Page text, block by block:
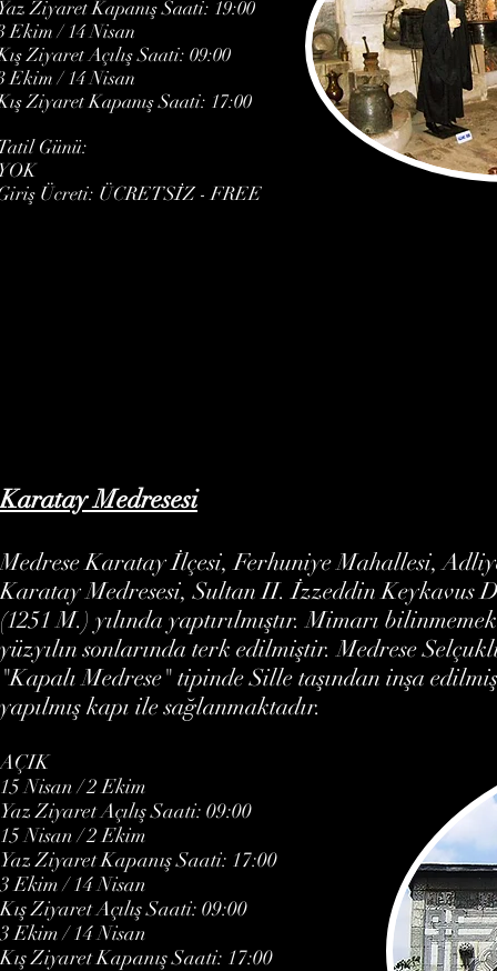
Ziyaret Kapanış Saati: 19:00
Ekim / 14 Nisan
Ziyaret Açılış Saati: 09:00
Ekim / 14 Nisan
Ziyaret Kapanış Saati: 17:00
Günü:
Ücreti: ÜCRETSİZ - FREE
Karatay Medresesi
Medrese Karatay İlçesi, Ferhuniye Mahallesi,
Karatay Medresesi, Sultan II. İzzeddin Keykavus
(1251 M.) yılında yaptırılmıştır. Mimarı
yüzyılın sonlarında terk edilmiştir. Medrese
"Kapalı Medrese" tipinde Sille taşından inşa
yapılmış kapı ile sağlanmaktadır.
AÇIK
15 Nisan / 2 Ekim
Yaz Ziyaret Açılış Saati: 09:00
15 Nisan / 2 Ekim
Yaz Ziyaret Kapanış Saati: 17:00
3 Ekim / 14 Nisan
Kış Ziyaret Açılış Saati: 09:00
3 Ekim / 14 Nisan
Kış Ziyaret Kapanış Saati: 17:00